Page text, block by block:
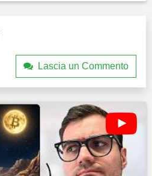
Lascia un Commento